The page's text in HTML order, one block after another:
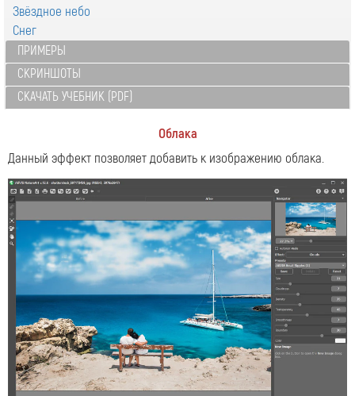
Звёздное небо
Снег
ПРИМЕРЫ
СКРИНШОТЫ
СКАЧАТЬ УЧЕБНИК (PDF)
Облака
Данный эффект позволяет добавить к изображению облака.